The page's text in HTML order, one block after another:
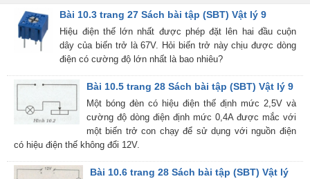
Bài 10.3 trang 27 Sách bài tập (SBT) Vật lý 9
Hiệu điện thế lớn nhất được phép đặt lên hai đầu cuộn
dây của biến trở là 67V. Hỏi biến trở này chịu được dòng
điện có cường độ lớn nhất là bao nhiêu?
Bài 10.5 trang 28 Sách bài tập (SBT) Vật lý 9
Một bóng đèn có hiệu điện thế định mức 2,5V và
cường độ dòng điện định mức 0,4A được mắc với
một biến trở con chạy để sử dụng với nguồn điện
có hiệu điện thế không đổi 12V.
Bài 10.6 trang 28 Sách bài tập (SBT) Vật lý